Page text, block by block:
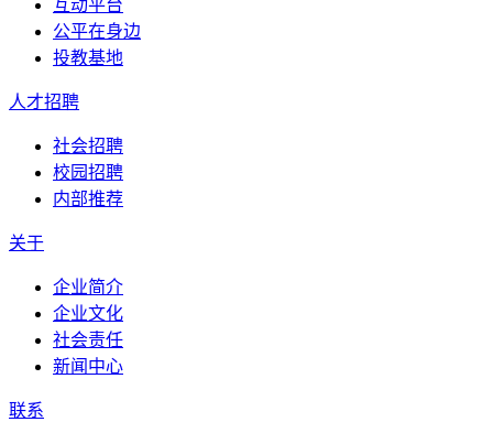
互动平台
公平在身边
投教基地
人才招聘
社会招聘
校园招聘
内部推荐
关于
企业简介
企业文化
社会责任
新闻中心
联系